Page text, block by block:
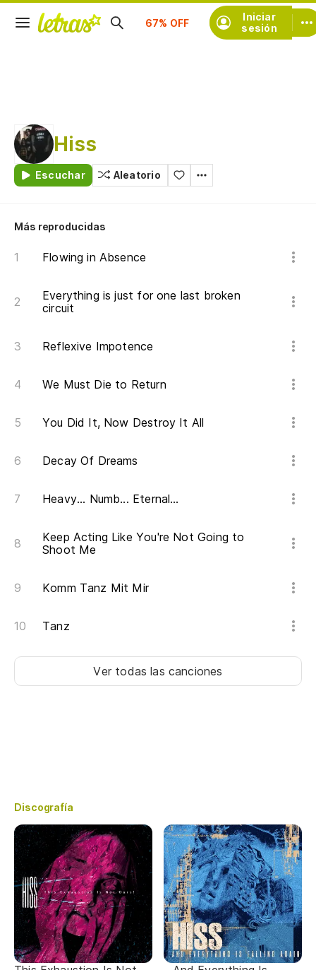
Iniciar
sesión
Suscríbete
Hiss
Escuchar Aleatorio
Más reproducidas
Flowing in Absence
Everything is just for one last broken
circuit
Reflexive Impotence
We Must Die to Return
You Did It, Now Destroy It All
Decay Of Dreams
Heavy... Numb... Eternal…
Keep Acting Like You're Not Going to
Shoot Me
Komm Tanz Mit Mir
Tanz
Ver todas las canciones
Discografía